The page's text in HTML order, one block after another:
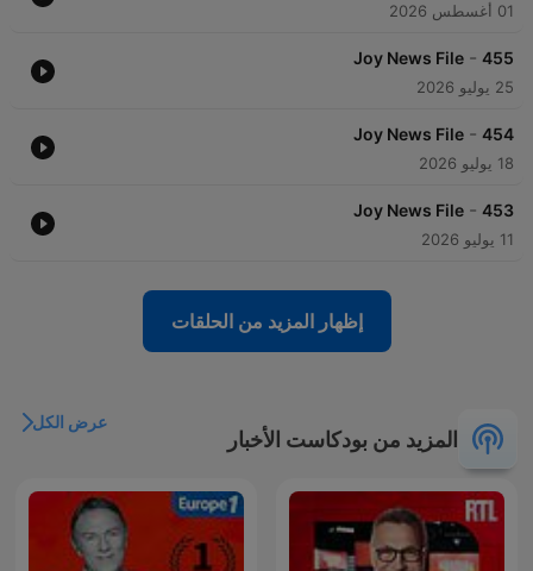
01 أغسطس 2026
455
-
Joy News File
25 يوليو 2026
454
-
Joy News File
18 يوليو 2026
453
-
Joy News File
11 يوليو 2026
إظهار المزيد من الحلقات
المزيد من بودكاست الأخبار
عرض الكل